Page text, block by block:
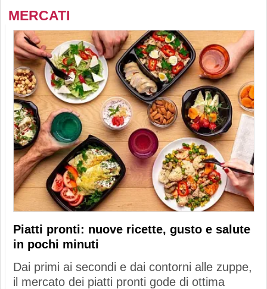
MERCATI
Piatti pronti: nuove ricette, gusto e salute
in pochi minuti
Dai primi ai secondi e dai contorni alle zuppe,
il mercato dei piatti pronti gode di ottima